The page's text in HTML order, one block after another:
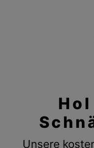
Unsere